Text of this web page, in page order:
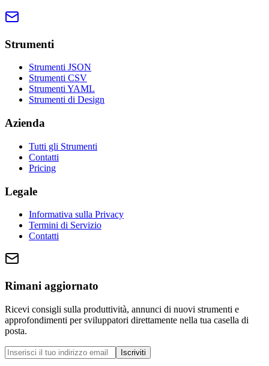
Strumenti
Strumenti JSON
Strumenti CSV
Strumenti YAML
Strumenti di Design
Azienda
Tutti gli Strumenti
Contatti
Pricing
Legale
Informativa sulla Privacy
Termini di Servizio
Contatti
Rimani aggiornato
Ricevi consigli sulla produttività, annunci di nuovi strumenti e
approfondimenti per sviluppatori direttamente nella tua casella di
posta.
Iscriviti